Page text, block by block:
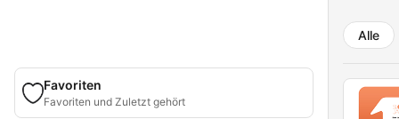
Favoriten
Favoriten und Zuletzt gehört
Alle